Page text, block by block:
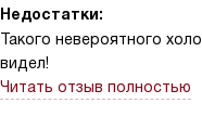
Недостатки:
Такого невероятного
видел!
Читать отзыв полностью